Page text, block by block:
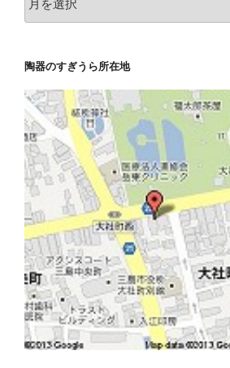
記
事
去
ロ
グ
記
事
陶器のすぎうら所在地